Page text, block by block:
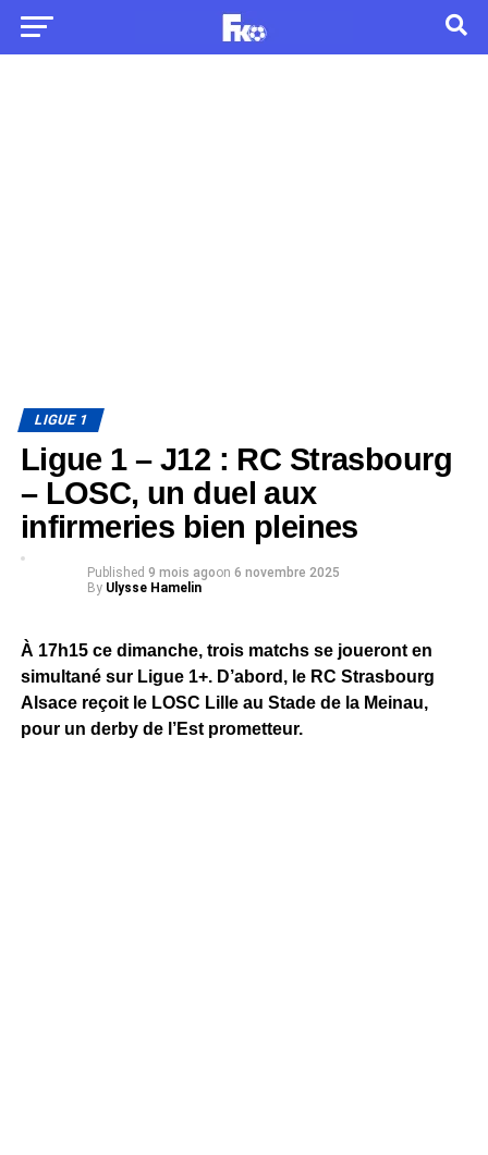
LIGUE 1
Ligue 1 – J12 : RC Strasbourg
– LOSC, un duel aux
infirmeries bien pleines
Published 9 mois agoon 6 novembre 2025
By Ulysse Hamelin
À 17h15 ce dimanche, trois matchs se joueront en
simultané sur Ligue 1+. D’abord, le RC Strasbourg
Alsace reçoit le LOSC Lille au Stade de la Meinau,
pour un derby de l’Est prometteur.